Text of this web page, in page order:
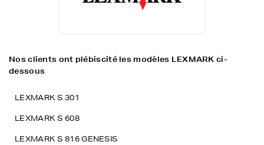
Nos clients ont plébiscité les modèles LEXMARK ci-
dessous
LEXMARK S 301
LEXMARK S 608
LEXMARK S 816 GENESIS